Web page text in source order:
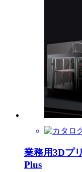
業務用3Dプ
Plus